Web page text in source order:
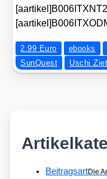
2.99 Euro ebooks
SunQuest
Uschi
BeitragsartDie